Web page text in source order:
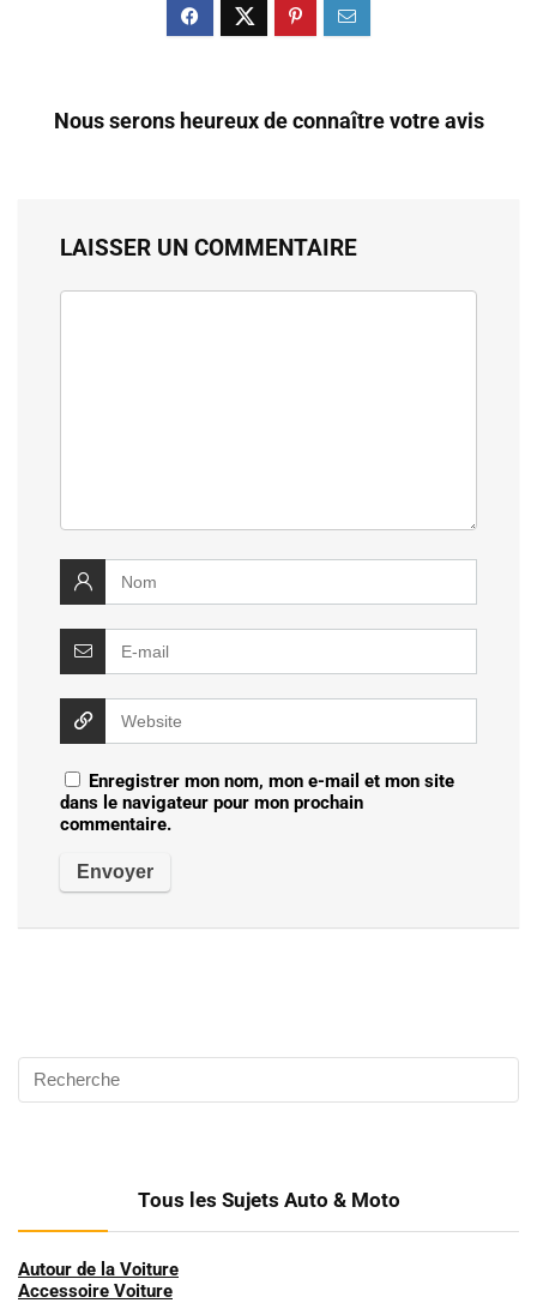
Nous serons heureux de connaître votre avis
LAISSER UN COMMENTAIRE
Enregistrer mon nom, mon e-mail et mon site
dans le navigateur pour mon prochain
commentaire.
Tous les Sujets Auto & Moto
Autour de la Voiture
Accessoire Voiture